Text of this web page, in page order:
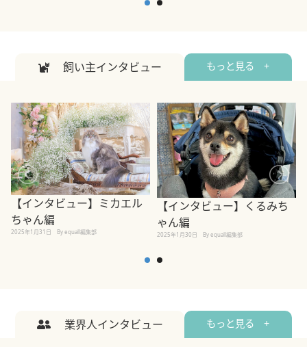
飼い主インタビュー もっと見る +
【インタビュー】ミカエル
ちゃん編
2025年1月31日 By equall編集部
【インタビュー】くるみち
ゃん編
2025年1月30日 By equall編集部
業界人インタビュー もっと見る +